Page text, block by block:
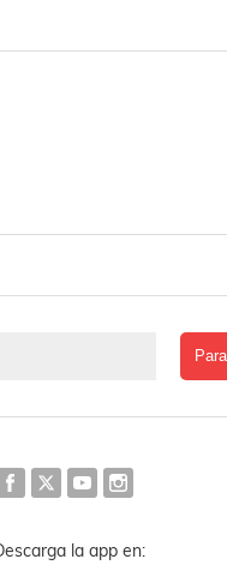
la app en: